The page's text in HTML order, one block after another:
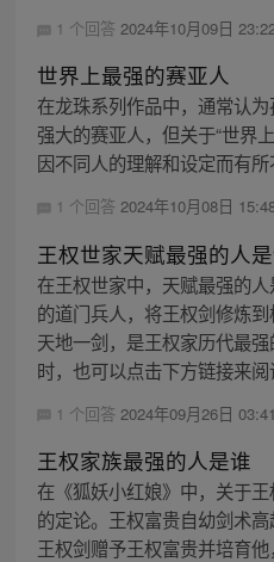
1 个回答 2024年10月09日
世界上最强的赛亚人
在龙珠系列作品中，通常认
强大的赛亚人，但关于“世界
因不同人的理解和设定而有
1 个回答 2024年10月08日
王权世家天赋最强的人
在王权世家中，天赋最强的
的道门兵人，将王权剑修炼
天地一剑，是王权家历代最
时，也可以点击下方链接来
1 个回答 2024年09月26日 03:41
王权家族最强的人是谁
在《狐妖小红娘》中，关于
的定论。王权富贵自幼剑术
王权剑赠予王权富贵并培育